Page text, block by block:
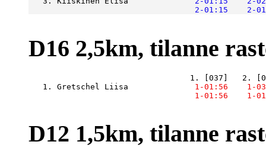
    2-01:15
2-
D16 2,5km, tilanne
   1. Gretschel Liisa
    1-01:56
1-
    1-01:56
1-
D12 1,5km, tilanne